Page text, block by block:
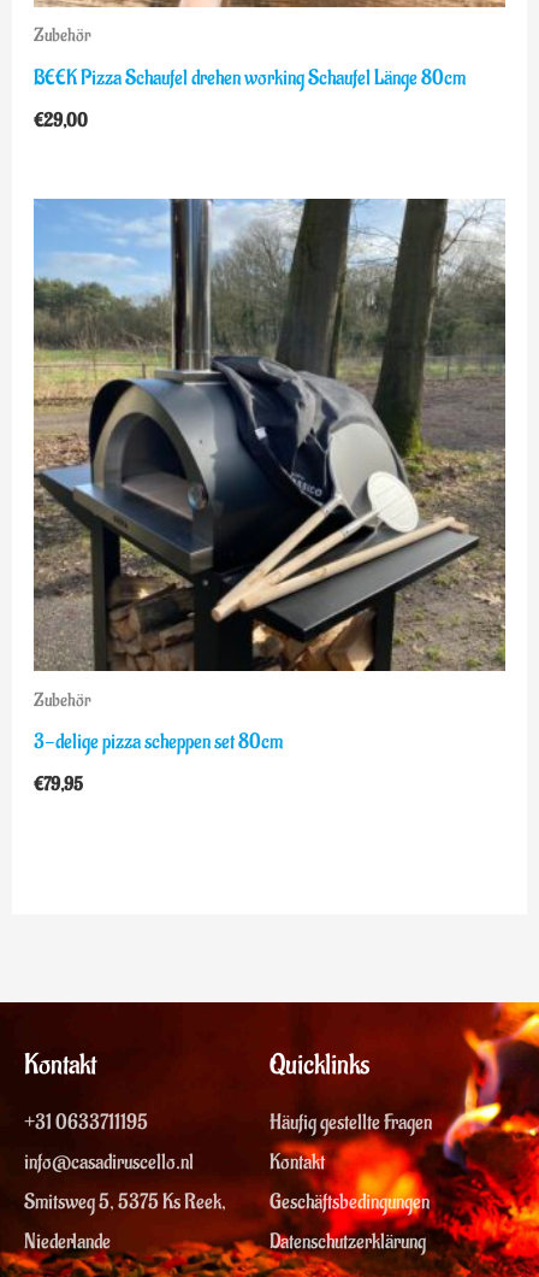
Zubehör
BEEK Pizza Schaufel drehen working Schaufel Länge 80cm
€29,00
Zubehör
3-delige pizza scheppen set 80cm
€79,95
Kontakt
+31 0633711195
info@casadiruscello.nl
Smitsweg 5, 5375 Ks Reek,
Niederlande
Quicklinks
Häufig gestellte Fragen
Kontakt
Geschäftsbedingungen
Datenschutzerklärung